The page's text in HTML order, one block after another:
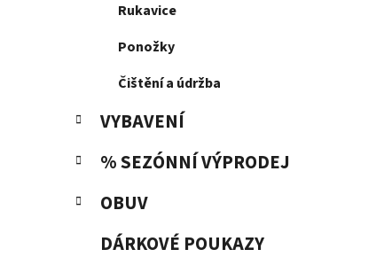
Rukavice
Ponožky
Čištění a údržba
VYBAVENÍ
% SEZÓNNÍ VÝPRODEJ
OBUV
DÁRKOVÉ POUKAZY